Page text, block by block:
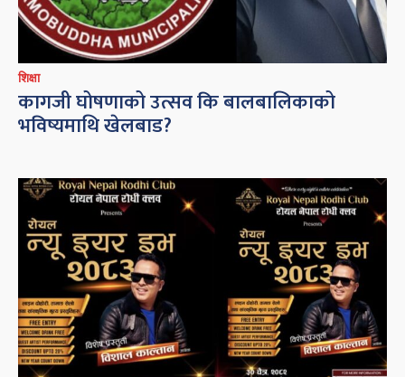
शिक्षा
कागजी घोषणाको उत्सव कि बालबालिकाको
भविष्यमाथि खेलबाड?